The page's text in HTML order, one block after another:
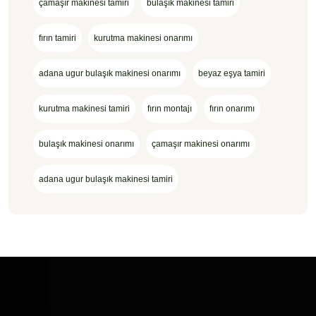
çamaşır makinesi tamiri bulaşık makinesi tamiri
fırın tamiri kurutma makinesi onarımı
adana ugur bulaşık makinesi onarımı beyaz eşya tamiri
kurutma makinesi tamiri fırın montajı fırın onarımı
bulaşık makinesi onarımı çamaşır makinesi onarımı
adana ugur bulaşık makinesi tamiri